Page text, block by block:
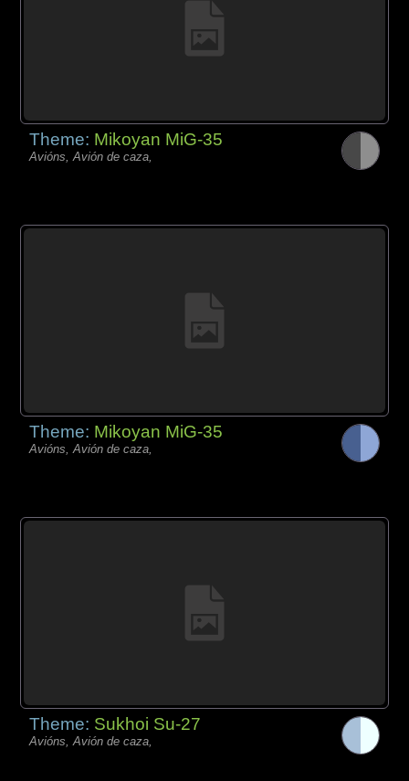
Theme: Mikoyan MiG-35
Avións, Avión de caza,
Theme: Mikoyan MiG-35
Avións, Avión de caza,
Theme: Sukhoi Su-27
Avións, Avión de caza,